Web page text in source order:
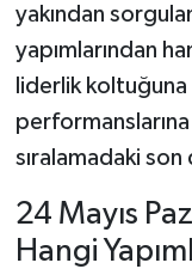
yakından
yapımlarından
liderlik
sıralamadaki
24 Mayıs
Hangi